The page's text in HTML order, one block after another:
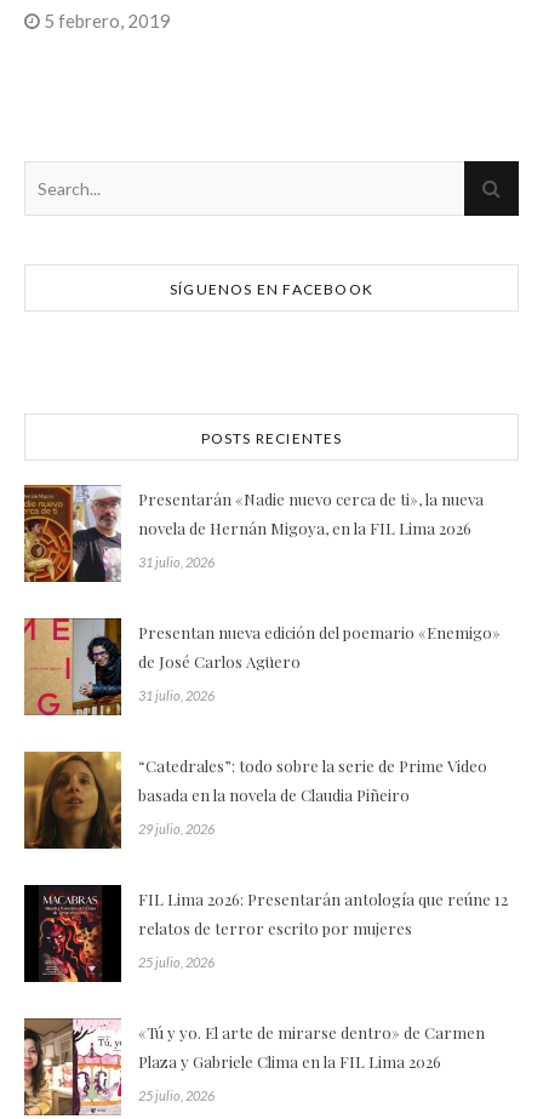
5 febrero, 2019
SÍGUENOS EN FACEBOOK
POSTS RECIENTES
Presentarán «Nadie nuevo cerca de ti», la nueva
novela de Hernán Migoya, en la FIL Lima 2026
31 julio, 2026
Presentan nueva edición del poemario «Enemigo»
de José Carlos Agüero
31 julio, 2026
“Catedrales”: todo sobre la serie de Prime Video
basada en la novela de Claudia Piñeiro
29 julio, 2026
FIL Lima 2026: Presentarán antología que reúne 12
relatos de terror escrito por mujeres
25 julio, 2026
«Tú y yo. El arte de mirarse dentro» de Carmen
Plaza y Gabriele Clima en la FIL Lima 2026
25 julio, 2026